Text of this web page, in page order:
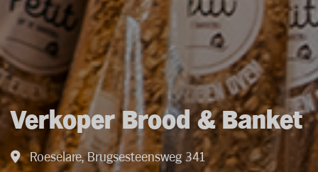
Verkoper Brood & Banket
Roeselare, Brugsesteensweg 341